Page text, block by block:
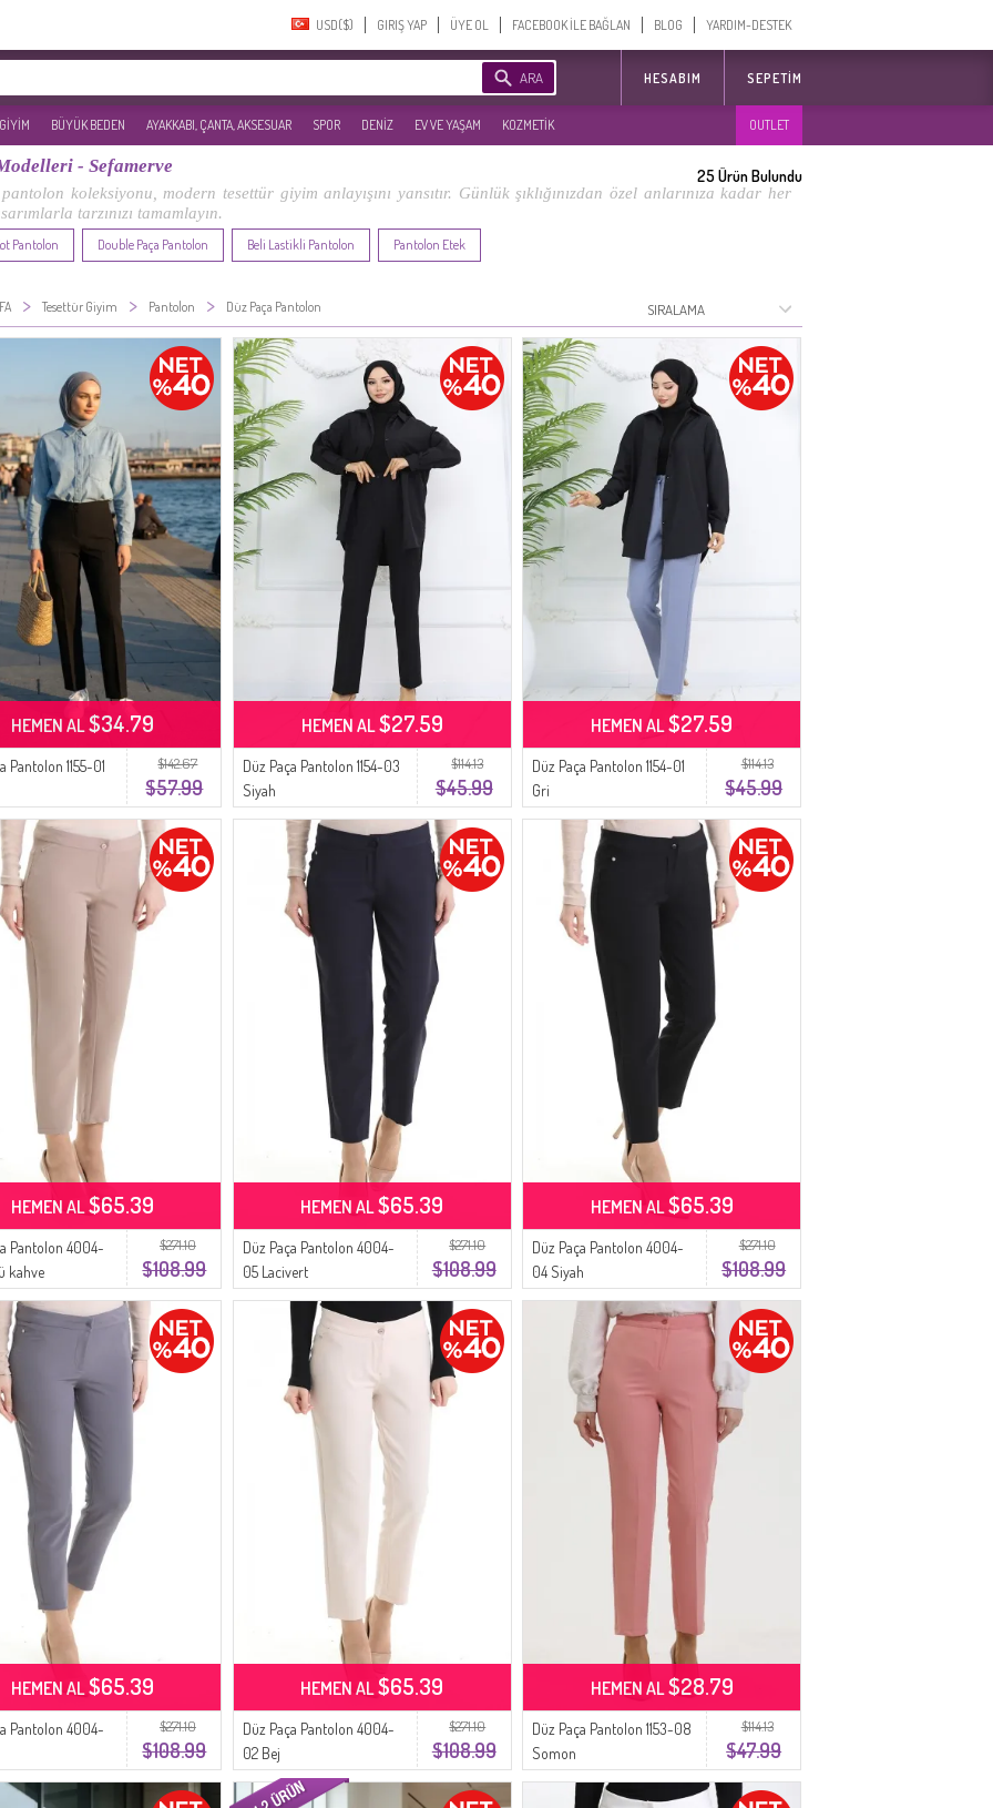
USD($)‎ GIRIŞ YAP ÜYE OL FACEBOOK İLE BAĞLAN BLOG YARDIM-DESTEK
ARA HESABIM SEPETIM
BÜYÜK BEDEN AYAKKABI, ÇANTA, AKSESUAR SPOR DENİZ EV VE YAŞAM KOZMETİK OUTLET
- Sefamerve
koleksiyonu, modern tesettür giyim anlayışını yansıtır. Günlük şıklığınızdan özel anlarınıza kadar her
tarzınızı tamamlayın.
Pantolon Double Paça Pantolon Beli Lastikli Pantolon Pantolon Etek
25Ürün Bulundu
> Tesettür Giyim > Pantolon > Düz Paça Pantolon
$142.67
$57.99
Pantolon 1155-01
HEMEN AL$34.79
$114.13
$45.99
Düz Paça Pantolon 1154-03
Siyah
HEMEN AL$27.59
$114.13
$45.99
Düz Paça Pantolon 1154-01
Gri
HEMEN AL$27.59
$271.10
$108.99
Pantolon 4004-
kahve
HEMEN AL$65.39
$271.10
$108.99
Düz Paça Pantolon 4004-
05 Lacivert
HEMEN AL$65.39
$271.10
$108.99
Düz Paça Pantolon 4004-
04 Siyah
HEMEN AL$65.39
$271.10
$108.99
Pantolon 4004-
HEMEN AL$65.39
$271.10
$108.99
Düz Paça Pantolon 4004-
02 Bej
HEMEN AL$65.39
$114.13
$47.99
Düz Paça Pantolon 1153-08
Somon
HEMEN AL$28.79